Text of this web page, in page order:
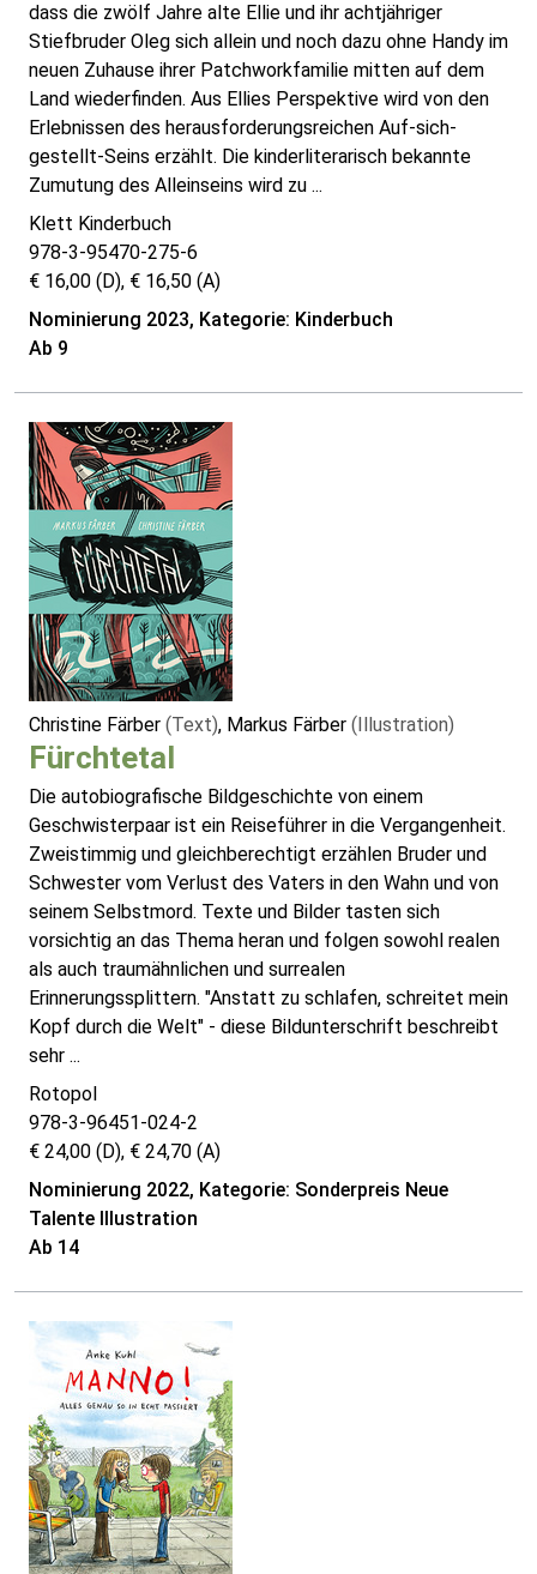
dass die zwölf Jahre alte Ellie und ihr achtjähriger
Stiefbruder Oleg sich allein und noch dazu ohne Handy im
neuen Zuhause ihrer Patchworkfamilie mitten auf dem
Land wiederfinden. Aus Ellies Perspektive wird von den
Erlebnissen des herausforderungsreichen Auf-sich-
gestellt-Seins erzählt. Die kinderliterarisch bekannte
Zumutung des Alleinseins wird zu ...
Klett Kinderbuch
978-3-95470-275-6
€ 16,00 (D), € 16,50 (A)
Nominierung 2023, Kategorie: Kinderbuch
Ab 9
Christine Färber (Text), Markus Färber (Illustration)
Fürchtetal
Die autobiografische Bildgeschichte von einem
Geschwisterpaar ist ein Reiseführer in die Vergangenheit.
Zweistimmig und gleichberechtigt erzählen Bruder und
Schwester vom Verlust des Vaters in den Wahn und von
seinem Selbstmord. Texte und Bilder tasten sich
vorsichtig an das Thema heran und folgen sowohl realen
als auch traumähnlichen und surrealen
Erinnerungssplittern. "Anstatt zu schlafen, schreitet mein
Kopf durch die Welt" - diese Bildunterschrift beschreibt
sehr ...
Rotopol
978-3-96451-024-2
€ 24,00 (D), € 24,70 (A)
Nominierung 2022, Kategorie: Sonderpreis Neue
Talente Illustration
Ab 14